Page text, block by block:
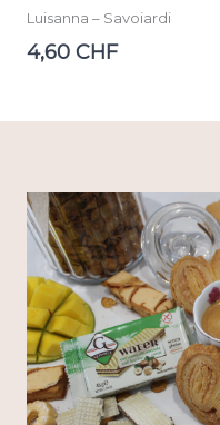
Luisanna – Savoiardi
4,60 CHF